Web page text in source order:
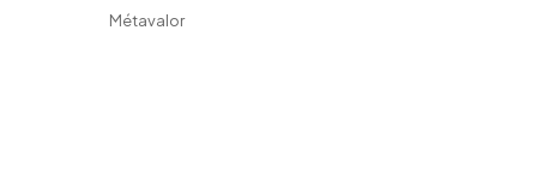
Métavalor